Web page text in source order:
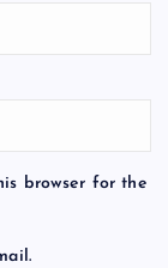
browser for the